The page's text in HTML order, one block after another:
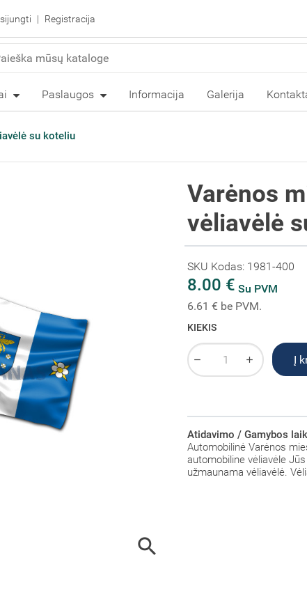
Registracija
Paslaugos Informacija Galerija
su koteliu

Varėnos
vėliavėlė
SKU Kodas: 1981-400
8.00 € Su PVM
6.61 € be PVM.
KIEKIS
Į
Atidavimo / Gamybos
Automobilinė Varėnos
automobiline vėliavėle
užmaunama vėliavėlė.